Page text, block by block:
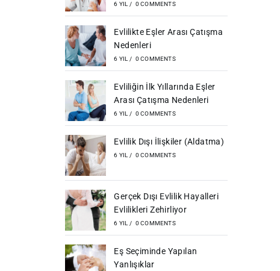
6 YIL / 0 COMMENTS
Evlilikte Eşler Arası Çatışma
Nedenleri
6 YIL / 0 COMMENTS
Evliliğin İlk Yıllarında Eşler
Arası Çatışma Nedenleri
6 YIL / 0 COMMENTS
Evlilik Dışı İlişkiler (Aldatma)
6 YIL / 0 COMMENTS
Gerçek Dışı Evlilik Hayalleri
Evlilikleri Zehirliyor
6 YIL / 0 COMMENTS
Eş Seçiminde Yapılan
Yanlışıklar